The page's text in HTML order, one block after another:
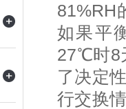
81%RH
如果平
27℃时8
了决定
行交换